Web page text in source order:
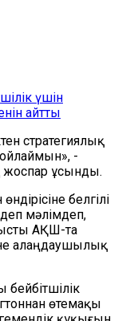
үшін
айтты
стратегиялық
ойлаймын», -
жоспар ұсынды.
белгілі
мәлімдеп,
АҚШ-та
алаңдаушылық
өтемақы